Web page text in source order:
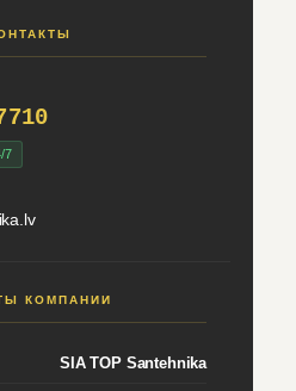
7
КОМПАНИИ
SIA TOP Santehnika